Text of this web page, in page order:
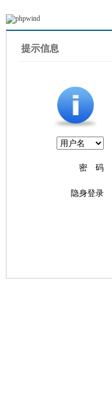
提示信息
密 码
隐身登录